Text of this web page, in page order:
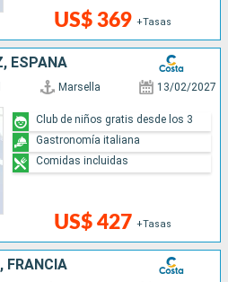
US$ 369 +Tasas
ESPAÑA
Marsella 13/02/2027
US$ 427 +Tasas
Club de niños gratis desde los 3
Gastronomía italiana
Comidas incluidas
FRANCIA